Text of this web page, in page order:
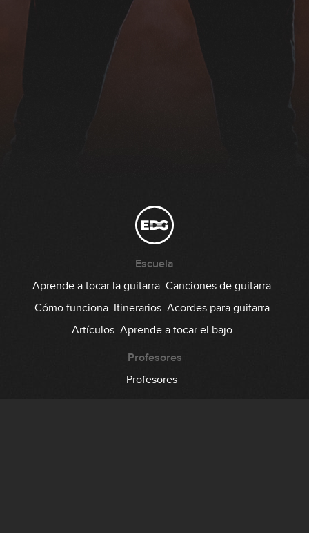
Escuela
Aprende a tocar la guitarra Canciones de guitarra
Cómo funciona Itinerarios Acordes para guitarra
Artículos Aprende a tocar el bajo
Profesores
Profesores